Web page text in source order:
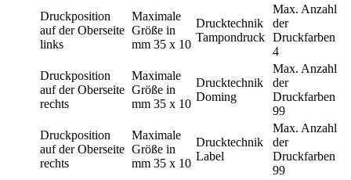
Druckposition
auf der Oberseite
links
Maximale
Größe in
mm 35 x 10
Drucktechnik
Tampondruck
Max. Anzahl
der
Druckfarben
4
Druckposition
auf der Oberseite
rechts
Maximale
Größe in
mm 35 x 10
Drucktechnik
Doming
Max. Anzahl
der
Druckfarben
99
Druckposition
auf der Oberseite
rechts
Maximale
Größe in
mm 35 x 10
Drucktechnik
Label
Max. Anzahl
der
Druckfarben
99